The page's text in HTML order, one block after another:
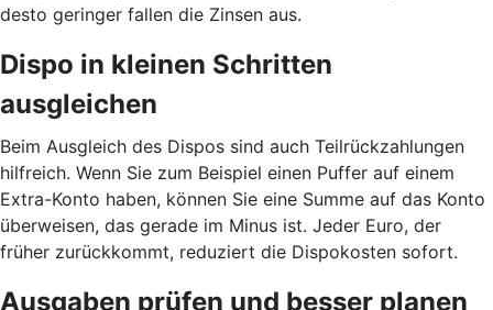
desto geringer fallen die Zinsen aus.
Dispo in kleinen Schritten
ausgleichen
Beim Ausgleich des Dispos sind auch Teilrückzahlungen
hilfreich. Wenn Sie zum Beispiel einen Puffer auf einem
Extra-Konto haben, können Sie eine Summe auf das Konto
überweisen, das gerade im Minus ist. Jeder Euro, der
früher zurückkommt, reduziert die Dispokosten sofort.
Ausgaben prüfen und besser planen